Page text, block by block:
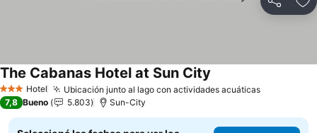
Compartir
3 Estrellas
Hotel Ubicación junto al lago con actividades acuáticasVer
The Cabanas Hotel at Sun City
7,8 Bueno 5.803 Sun-City